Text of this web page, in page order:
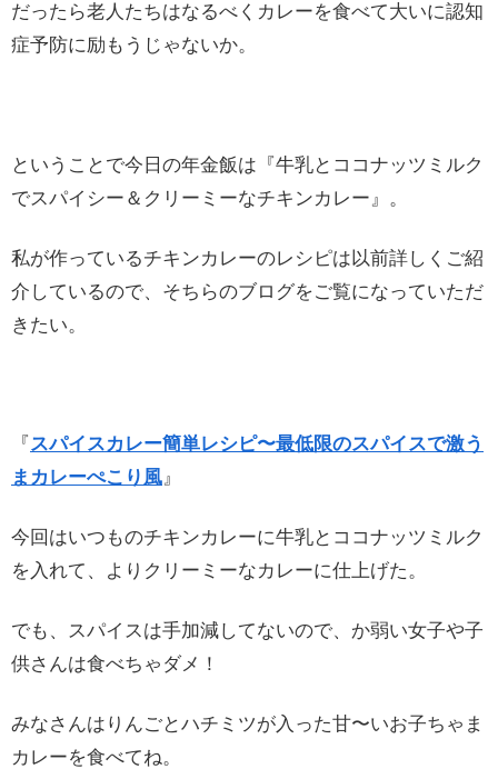
だったら老人たちはなるべくカレーを食べて大いに認知
症予防に励もうじゃないか。
ということで今日の年金飯は『牛乳とココナッツミルク
でスパイシー＆クリーミーなチキンカレー』。
私が作っているチキンカレーのレシピは以前詳しくご紹
介しているので、そちらのブログをご覧になっていただ
きたい。
『 スパイスカレー簡単レシピ〜最低限のスパイスで激う
まカレーぺこり風』
今回はいつものチキンカレーに牛乳とココナッツミルク
を入れて、よりクリーミーなカレーに仕上げた。
でも、スパイスは手加減してないので、か弱い女子や子
供さんは食べちゃダメ！
みなさんはりんごとハチミツが入った甘〜いお子ちゃま
カレーを食べてね。